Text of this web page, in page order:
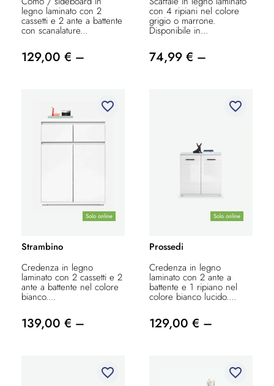
legno laminato con 2
cassetti e 2 ante a battente
con scanalature...
129,00 € –
con 4 ripiani nel colore
grigio o marrone.
Disponibile in...
74,99 € –
Solo online
favorite_border
Strambino
Credenza in legno
laminato con 2 cassetti e 2
ante a battente nel colore
bianco....
139,00 € –
Solo online
favorite_border
Prossedi
Credenza in legno
laminato con 2 ante a
battente e 1 ripiano nel
colore bianco lucido....
129,00 € –
favorite_border favorite_border